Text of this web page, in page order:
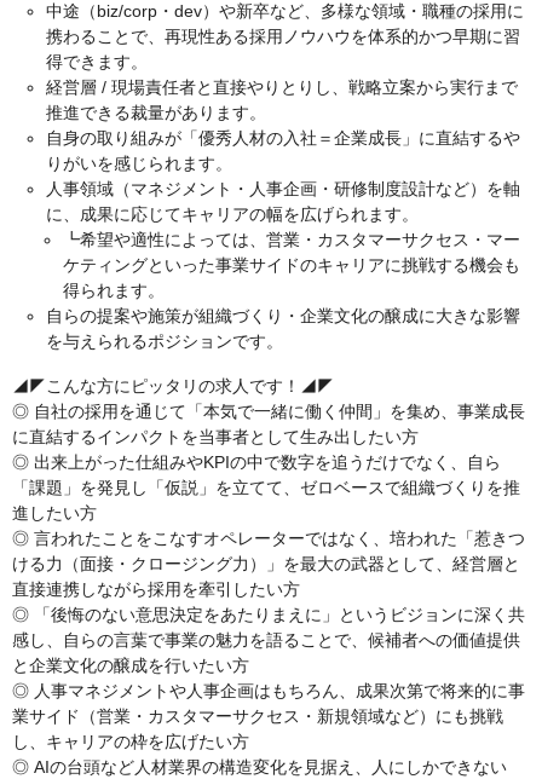
中途（biz/corp・dev）や新卒など、多様な領域・職種の採用に
携わることで、再現性ある採用ノウハウを体系的かつ早期に習
得できます。
経営層 / 現場責任者と直接やりとりし、戦略立案から実行まで
推進できる裁量があります。
自身の取り組みが「優秀人材の入社＝企業成長」に直結するや
りがいを感じられます。
人事領域（マネジメント・人事企画・研修制度設計など）を軸
に、成果に応じてキャリアの幅を広げられます。
┗希望や適性によっては、営業・カスタマーサクセス・マー
ケティングといった事業サイドのキャリアに挑戦する機会も
得られます。
自らの提案や施策が組織づくり・企業文化の醸成に大きな影響
を与えられるポジションです。
◢◤こんな方にピッタリの求人です！◢◤
◎ 自社の採用を通じて「本気で一緒に働く仲間」を集め、事業成長
に直結するインパクトを当事者として生み出したい方
◎ 出来上がった仕組みやKPIの中で数字を追うだけでなく、自ら
「課題」を発見し「仮説」を立てて、ゼロベースで組織づくりを推
進したい方
◎ 言われたことをこなすオペレーターではなく、培われた「惹きつ
ける力（面接・クロージング力）」を最大の武器として、経営層と
直接連携しながら採用を牽引したい方
◎ 「後悔のない意思決定をあたりまえに」というビジョンに深く共
感し、自らの言葉で事業の魅力を語ることで、候補者への価値提供
と企業文化の醸成を行いたい方
◎ 人事マネジメントや人事企画はもちろん、成果次第で将来的に事
業サイド（営業・カスタマーサクセス・新規領域など）にも挑戦
し、キャリアの枠を広げたい方
◎ AIの台頭など人材業界の構造変化を見据え、人にしかできない